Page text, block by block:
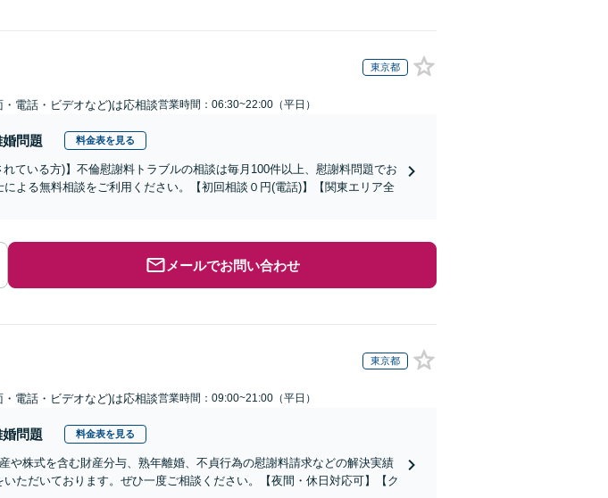
東京都
電話・ビデオなど)は応相談営業時間：06:30~22:00（平日）
問題 料金表を見る
ている方)】不倫慰謝料トラブルの相談は毎月100件以上、慰謝料問題でお
よる無料相談をご利用ください。【初回相談０円(電話)】【関東エリア全
メールでお問い合わせ
東京都
電話・ビデオなど)は応相談営業時間：09:00~21:00（平日）
問題 料金表を見る
や株式を含む財産分与、熟年離婚、不貞行為の慰謝料請求などの解決実績
ただいております。ぜひ一度ご相談ください。【夜間・休日対応可】【ク